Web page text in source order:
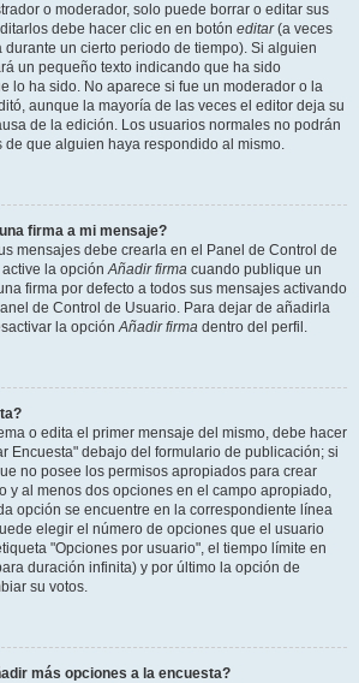
o moderador, solo puede borrar o editar sus
debe hacer clic en en botón editar(a veces
un cierto periodo de tiempo). Si alguien
un pequeño texto indicando que ha sido
lo ha sido. No aparece si fue un moderador o la
aunque la mayoría de las veces el editor deja su
de la edición. Los usuarios normales no podrán
de que alguien haya respondido al mismo.
firma a mi mensaje?
mensajes debe crearla en el Panel de Control de
active la opciónAñadir firma cuando publique un
firma por defecto a todos sus mensajes activando
de Control de Usuario. Para dejar de añadirla
la opciónAñadir firma dentro del perfil.
o edita el primer mensaje del mismo, debe hacer
Encuesta" debajo del formulario de publicación; si
no posee los permisos apropiados para crear
y al menos dos opciones en el campo apropiado,
opción se encuentre en la correspondiente línea
elegir el número de opciones que el usuario
"Opciones por usuario", el tiempo límite en
duración infinita) y por último la opción de
su votos.
más opciones a la encuesta?